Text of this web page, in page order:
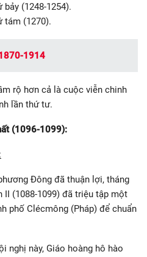
(1248-1254).
tám (1270).
1914
rộ hơn cả là cuộc viễn chinh
lần thứ tư.
(1096-1099):
Đông đã thuận lợi, tháng
II (1088-1099) đã triệu tập một
phố Clécmông (Pháp) để chuẩn
nghị này, Giáo hoàng hô hào